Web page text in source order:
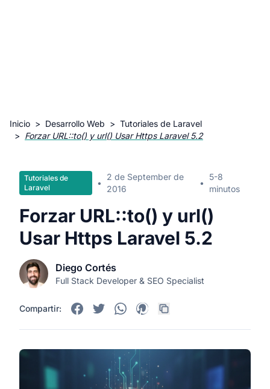
Inicio > Desarrollo Web > Tutoriales de Laravel
> Forzar URL::to() y url() Usar Https Laravel 5.2
Tutoriales de
Laravel
•
2 de September de
2016
•
5-8
minutos
Forzar URL::to() y url()
Usar Https Laravel 5.2
Diego Cortés
Full Stack Developer & SEO Specialist
Compartir: